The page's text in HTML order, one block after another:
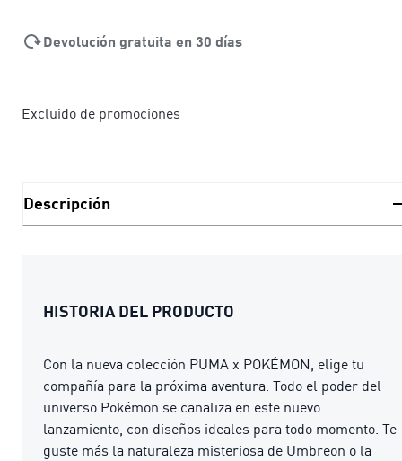
Devolución gratuita en 30 días
Excluido de promociones
Descripción
HISTORIA DEL PRODUCTO
Con la nueva colección PUMA x POKÉMON, elige tu
compañía para la próxima aventura. Todo el poder del
universo Pokémon se canaliza en este nuevo
lanzamiento, con diseños ideales para todo momento. Te
guste más la naturaleza misteriosa de Umbreon o la